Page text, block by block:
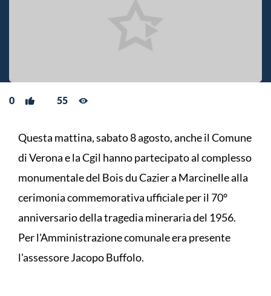
0 55
Questa mattina, sabato 8 agosto, anche il Comune
di Verona e la Cgil hanno partecipato al complesso
monumentale del Bois du Cazier a Marcinelle alla
cerimonia commemorativa ufficiale per il 70°
anniversario della tragedia mineraria del 1956.
Per l'Amministrazione comunale era presente
l'assessore Jacopo Buffolo.